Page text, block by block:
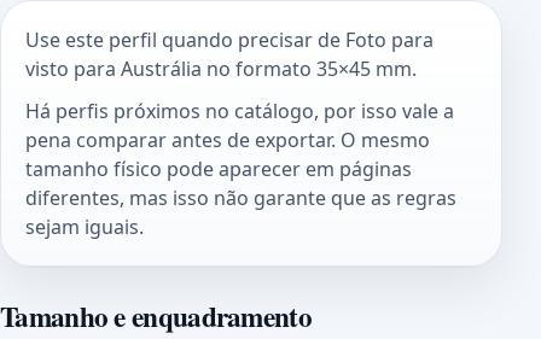
Use este perfil quando precisar de Foto para
visto para Austrália no formato 35×45 mm.
Há perfis próximos no catálogo, por isso vale a
pena comparar antes de exportar. O mesmo
tamanho físico pode aparecer em páginas
diferentes, mas isso não garante que as regras
sejam iguais.
Tamanho e enquadramento